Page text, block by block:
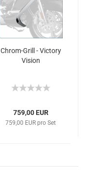
Chrom-Grill - Victory
Vision
759,00 EUR
759,00 EUR pro Set